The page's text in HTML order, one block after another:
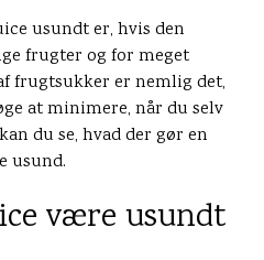
usundt er, hvis den
frugter og for meget
frugtsukker er nemlig det,
at minimere, når du selv
du se, hvad der gør en
usund.
være usundt